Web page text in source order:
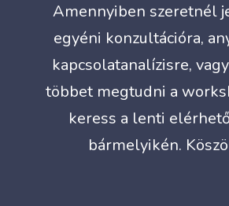
Amennyiben szeretnél
egyéni konzultációra,
kapcsolatanalízisre,
többet megtudni a
keress a lenti
bármelyikén.